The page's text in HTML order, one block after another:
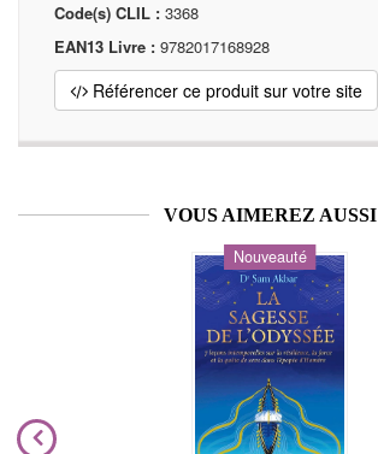
Code(s) CLIL : 3368
EAN13 Livre : 9782017168928
Référencer ce produit sur votre site
VOUS AIMEREZ AUSSI
Nouveauté